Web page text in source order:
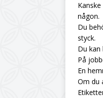
någon.
Du
styck.
Du
På
En
Om du